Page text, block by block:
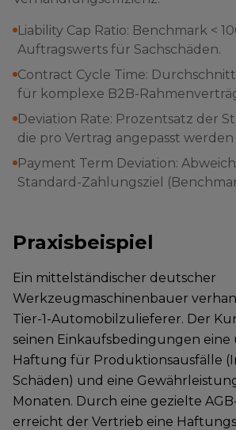
Liability Cap Ratio: Benchmark <
Auftragswerts für Sachschäden.
Contract Cycle Time:
für komplexe B2B-
Deviation Rate: Prozentsatz der
die pro Vertrag angepasst werden
Payment Term Deviation:
Standard-Zahlungsziel
Praxisbeispiel
Ein mittelständischer deutscher
Werkzeugmaschinenbauer
Tier-1-Automobilzulieferer. Der
seinen Einkaufsbedingungen
Haftung für Produktionsausfälle
Schäden) und eine
Monaten. Durch eine gezielte
erreicht der Vertrieb eine